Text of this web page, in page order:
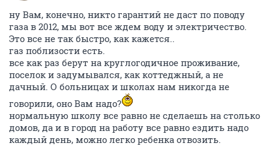
ну Вам, конечно, никто гарантий не даст по поводу
газа в 2012, мы вот все ждем воду и электричество.
Это все не так быстро, как кажется..
газ поблизости есть.
все как раз берут на круглогодичное проживание,
поселок и задумывался, как коттеджный, а не
дачный. О больницах и школах нам никогда не
говорили, оно Вам надо?
нормальную школу все равно не сделаешь на столько
домов, да и в город на работу все равно ездить надо
каждый день, можно легко ребенка отвозить.